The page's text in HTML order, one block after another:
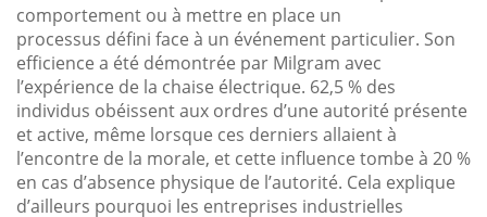
comportement ou à mettre en place un
processus défini face à un événement particulier. Son
efficience a été démontrée par Milgram avec
l’expérience de la chaise électrique. 62,5 % des
individus obéissent aux ordres d’une autorité présente
et active, même lorsque ces derniers allaient à
l’encontre de la morale, et cette influence tombe à 20 %
en cas d’absence physique de l’autorité. Cela explique
d’ailleurs pourquoi les entreprises industrielles